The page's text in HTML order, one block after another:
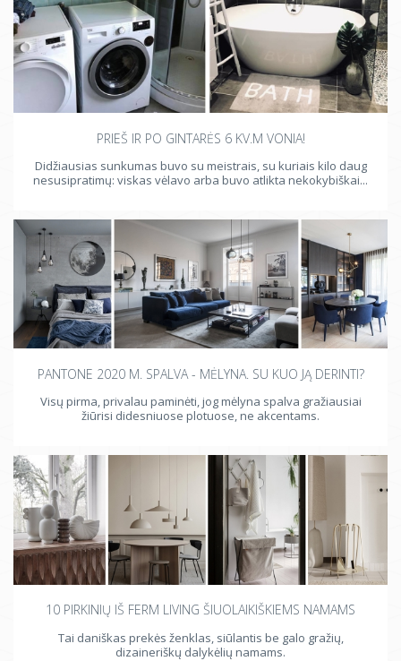
PRIEŠ IR PO GINTARĖS 6 KV.M VONIA!
Didžiausias sunkumas buvo su meistrais, su kuriais kilo daug
nesusipratimų: viskas vėlavo arba buvo atlikta nekokybiškai...
PANTONE 2020 M. SPALVA - MĖLYNA. SU KUO JĄ DERINTI?
Visų pirma, privalau paminėti, jog mėlyna spalva gražiausiai
žiūrisi didesniuose plotuose, ne akcentams.
10 PIRKINIŲ IŠ FERM LIVING ŠIUOLAIKIŠKIEMS NAMAMS
Tai daniškas prekės ženklas, siūlantis be galo gražių,
dizaineriškų dalykėlių namams.